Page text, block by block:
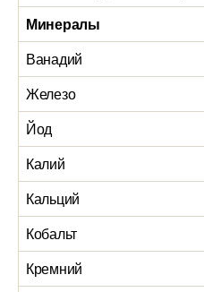
Минералы
Ванадий
Железо
Йод
Калий
Кальций
Кобальт
Кремний